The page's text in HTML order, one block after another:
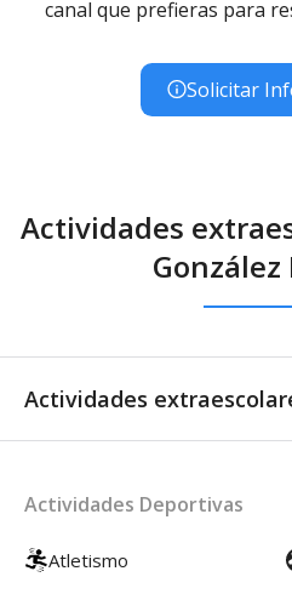
canal que prefieras para
Solicitar
Actividades
González
Actividades
Actividades Deportivas
Atletismo